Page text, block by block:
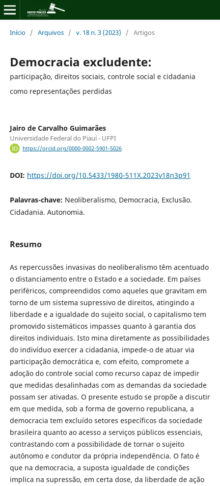
Início / Arquivos / v. 18 n. 3 (2023) / Artigos
Democracia excludente:
participação, direitos sociais, controle social e cidadania
como representações perdidas
Jairo de Carvalho Guimarães
Universidade Federal do Piauí - UFPI
https://orcid.org/0000-0002-5901-5026
DOI: https://doi.org/10.5433/1980-511X.2023v18n3p91
Palavras-chave: Neoliberalismo, Democracia, Exclusão.
Cidadania. Autonomia.
Resumo
As repercussões invasivas do neoliberalismo têm acentuado
o distanciamento entre o Estado e a sociedade. Em países
periféricos, compreendidos como aqueles que gravitam em
torno de um sistema supressivo de direitos, atingindo a
liberdade e a igualdade do sujeito social, o capitalismo tem
promovido sistemáticos impasses quanto à garantia dos
direitos individuais. Isto mina diretamente as possibilidades
do indivíduo exercer a cidadania, impede-o de atuar via
participação democrática e, com efeito, compromete a
adoção do controle social como recurso capaz de impedir
que medidas desalinhadas com as demandas da sociedade
possam ser ativadas. O presente estudo se propõe a discutir
em que medida, sob a forma de governo republicana, a
democracia tem excluído setores específicos da sociedade
brasileira quanto ao acesso a serviços públicos essenciais,
contrastando com a possibilidade de tornar o sujeito
autônomo e condutor da própria independência. O fato é
que na democracia, a suposta igualdade de condições
implica na supressão, em certa dose, da liberdade de ação